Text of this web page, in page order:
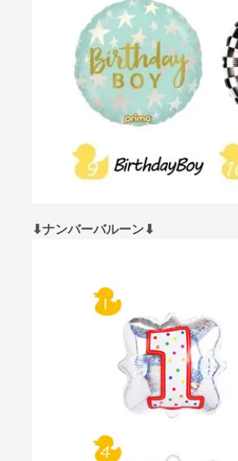
⬇︎ナンバーバルーン⬇︎